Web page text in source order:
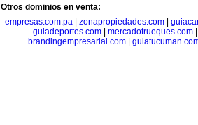
Otros dominios en venta:
empresas.com.pa| zonapropiedades.com|
guiadeportes.com| mercadotrueques.com
brandingempresarial.com|